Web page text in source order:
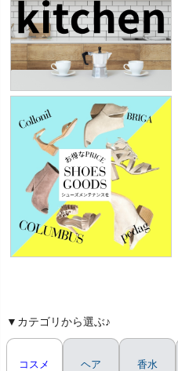
▼カテゴリから選ぶ♪
コスメ ヘア 香水